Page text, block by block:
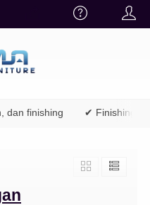
finishing ✔ Finishing